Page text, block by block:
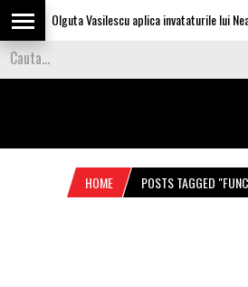
Olguta Vasilescu aplica invataturile lui
HOME POSTS TAGGED